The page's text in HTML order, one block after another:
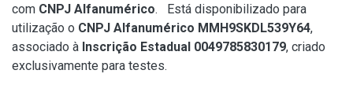
com CNPJ Alfanumérico. Está disponibilizado para
utilização o CNPJ Alfanumérico MMH9SKDL539Y64,
associado à Inscrição Estadual 0049785830179, criado
exclusivamente para testes.